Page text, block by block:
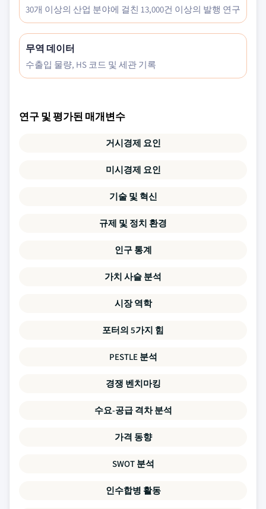
30개 이상의 산업 분야에 걸친 13,000건 이상의 발행 연구
무역 데이터
수출입 물량, HS 코드 및 세관 기록
연구 및 평가된 매개변수
거시경제 요인
미시경제 요인
기술 및 혁신
규제 및 정치 환경
인구 통계
가치 사슬 분석
시장 역학
포터의 5가지 힘
PESTLE 분석
경쟁 벤치마킹
수요-공급 격차 분석
가격 동향
SWOT 분석
인수합병 활동